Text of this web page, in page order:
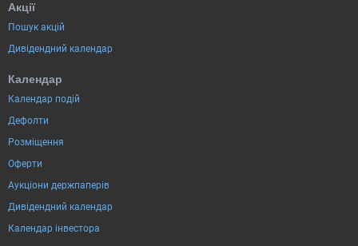
Акції
Пошук акцій
Дивідендний календар
Календар
Календар подій
Дефолти
Розміщення
Оферти
Аукціони держпаперів
Дивідендний календар
Календар інвестора